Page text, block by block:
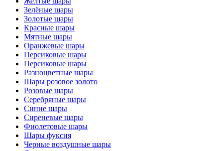
Зелёные шары
Золотые шары
Красные шары
Мятные шары
Оранжевые шары
Персиковые шары
Персиковые шары
Разноцветные шары
Шары розовое золото
Розовые шары
Серебряные шары
Синие шары
Сиреневые шары
Фиолетовые шары
Шары фуксия
Черные воздушные шары